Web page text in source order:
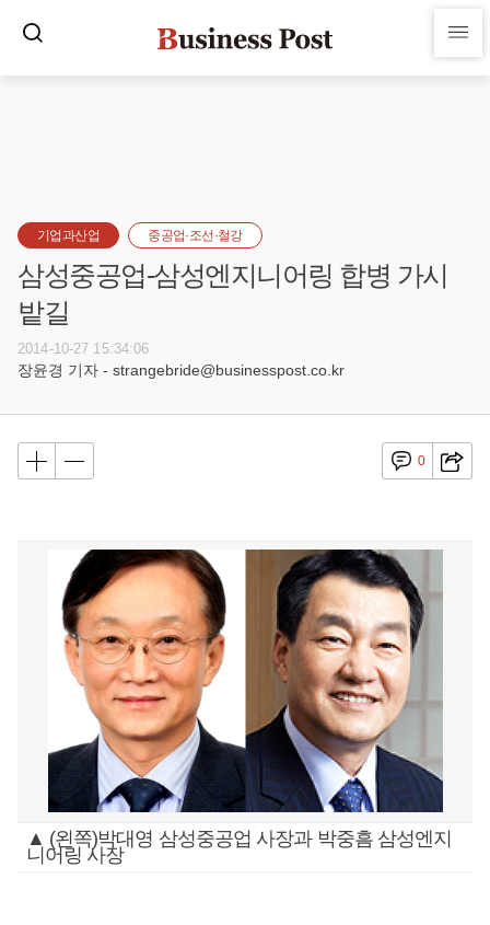
기업과산업 중공업·조선·철강
삼성중공업-삼성엔지니어링 합병 가시
밭길
2014-10-27 15:34:06
장윤경 기자 - strangebride@businesspost.co.kr
0
▲ (왼쪽)박대영 삼성중공업 사장과 박중흠 삼성엔지
니어링 사장